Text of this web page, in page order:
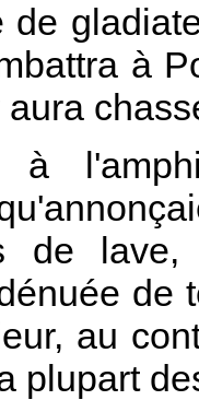
de
à
à
de
de
au
plupart